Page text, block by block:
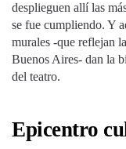
desplieguen allí las
se fue cumpliendo. Y
murales -que reflejan
Buenos Aires- dan la
del teatro.
Epicentro